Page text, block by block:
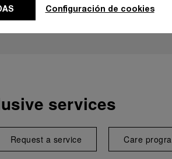
services
Request a service Care
Configuración de cookies